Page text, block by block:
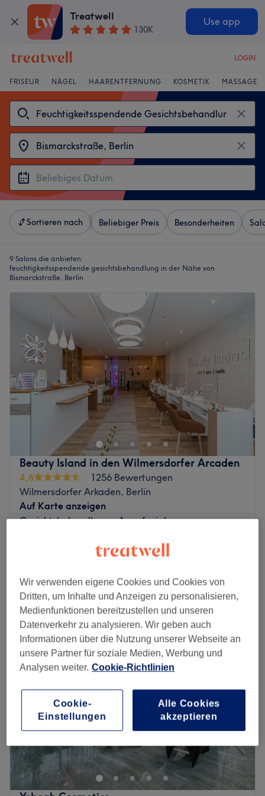
Treatwell
130K
Use app
LOGIN
FRISEUR NÄGEL HAARENTFERNUNG KOSMETIK MASSAGE
Sortieren nach Beliebiger Preis Besonderheiten
9 Salons die anbieten:
feuchtigkeitsspendende gesichtsbehandlung in der Nähe von
Bismarckstraße, Berlin
Beauty Island in den Wilmersdorfer Arcaden
4,6
1256 Bewertungen
Wilmersdorfer Arkaden, Berlin
Auf Karte anzeigen
Gesichtsbehandlung - Aquafacial
Gesichtsbehandlung - Hydra Care
Schnellansicht Saloninfos
Montag 10:00 –20:00
Dienstag
10:00–20:00
Mittwoch
10:00– 20:00
Donnerstag
10:00– 20:00
Freitag
Samstag
10:00–20:00
Sonntag
Geschlossen
Möchtest du dich mal wieder verwöhnen lassen? Dann
solltest du dir einen Besuch im Kosmetikstudio Beauty
Island in den Wilmersdorfer Arcaden im schönen Berlin
nicht entgehen lassen. Deinen Wunschtermin für dein
Schönheitsprogramm gibt es über Treatwell, ganz einfach
Wir verwenden eigene Cookies und Cookies von
Dritten, um Inhalte und Anzeigen zu personalisieren,
Medienfunktionen bereitzustellen und unseren
Datenverkehr zu analysieren. Wir geben auch
Informationen über die Nutzung unserer Webseite an
unsere Partner für soziale Medien, Werbung und
Analysen weiter. Cookie-Richtlinien
Cookie-
Einstellungen
Alle Cookies
akzeptieren